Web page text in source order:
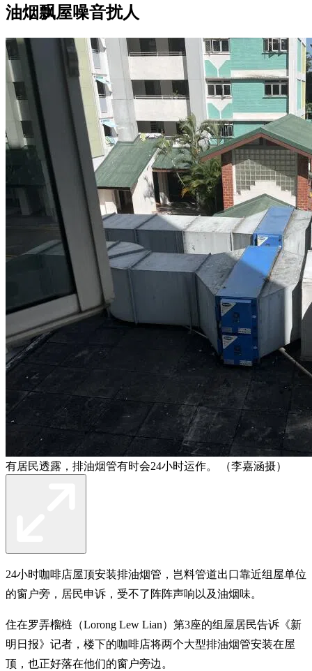
油烟飘屋噪音扰人
有居民透露，排油烟管有时会24小时运作。 （李嘉涵摄）
24小时咖啡店屋顶安装排油烟管，岂料管道出口靠近组屋单位
的窗户旁，居民申诉，受不了阵阵声响以及油烟味。
住在罗弄榴梿（Lorong Lew Lian）第3座的组屋居民告诉《新
明日报》记者，楼下的咖啡店将两个大型排油烟管安装在屋
顶，也正好落在他们的窗户旁边。